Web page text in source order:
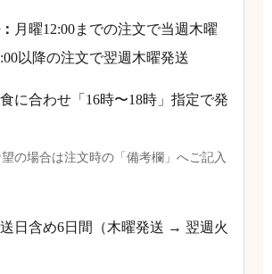
月曜12:00までの注文で当週木曜
以降の注文で翌週木曜発送
に合わせ「16時〜18時」指定で発
の場合は注文時の「備考欄」へご記入
日含め6日間（木曜発送 → 翌週火